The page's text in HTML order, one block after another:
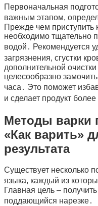
Первоначальная
важным этапом,
Прежде чем приступить
необходимо тщательно
водой․ Рекомендуется
загрязнения, сгустки
дополнительной
целесообразно
часа․ Это поможет
и сделает продукт
Методы варки
«Как варить»
результата
Существует несколько
языка, каждый из
Главная цель –
поддающийся нарезке․